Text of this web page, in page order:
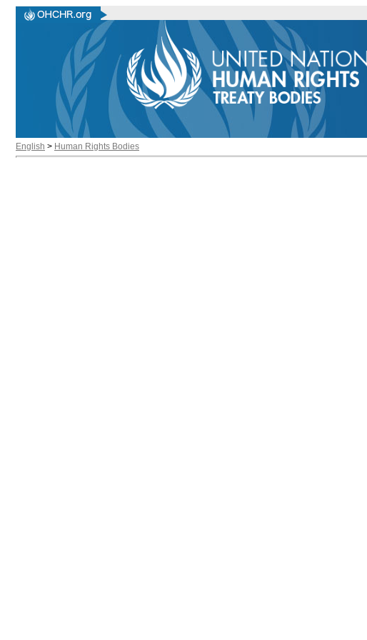
English > Human Rights Bodies